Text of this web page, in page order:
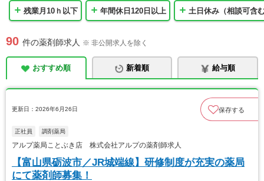
残業月10ｈ以下 年間休日120日以上 土日休み（相談可含
90 件の薬剤師求人 ※ 非公開求人を除く
おすすめ順 新着順 給与順
更新日：2026年6月26日 保存する
正社員 調剤薬局
アルプ薬局ことぶき店 株式会社アルプの薬剤師求人
【富山県砺波市／JR城端線】研修制度が充実の薬局
にて薬剤師募集！